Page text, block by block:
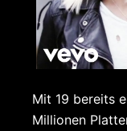
Mit 19 bereits
Millionen